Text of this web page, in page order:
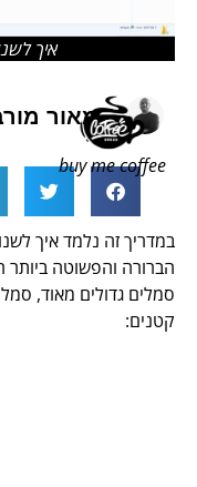
איך
מאור
במדריך זה נלמד איך
הברורה והפשוטה ביותר
סמלים גדולים מאוד, סמלים
קטנים:
buy me coffee